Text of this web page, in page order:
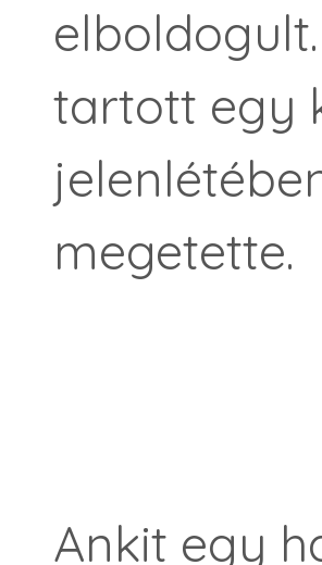
tartott egy
Ankit egy